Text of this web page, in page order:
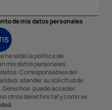
de mis datos personales
he leído la política de
mis datos personales.
Corresponsables del
atender su solicitud de
puede acceder,
otros derechos tal y como se
.